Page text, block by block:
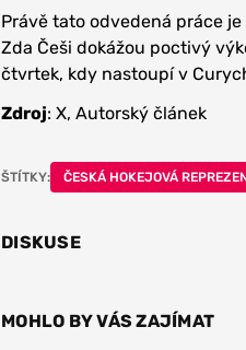
Právě tato odvedená práce
Zda Češi dokážou poctivý
čtvrtek, kdy nastoupí v
Zdroj: X, Autorský článek
ŠTÍTKY: ČESKÁ HOKEJOVÁ
DISKUSE
MOHLO BY VÁS ZAJÍMAT